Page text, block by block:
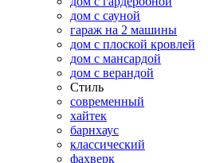
дом с сауной
гараж на 2 машины
дом с плоской кровлей
дом с мансардой
дом с верандой
Стиль
современный
хайтек
барнхаус
классический
фахверк